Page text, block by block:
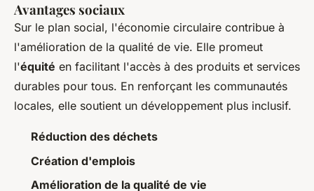
Avantages sociaux
Sur le plan social, l'économie circulaire contribue à
l'amélioration de la qualité de vie. Elle promeut
l'équité en facilitant l'accès à des produits et services
durables pour tous. En renforçant les communautés
locales, elle soutient un développement plus inclusif.
Réduction des déchets
Création d'emplois
Amélioration de la qualité de vie